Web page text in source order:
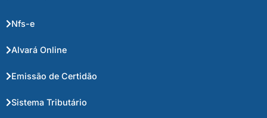
Nfs-e
Alvará Online
Emissão de Certidão
Sistema Tributário